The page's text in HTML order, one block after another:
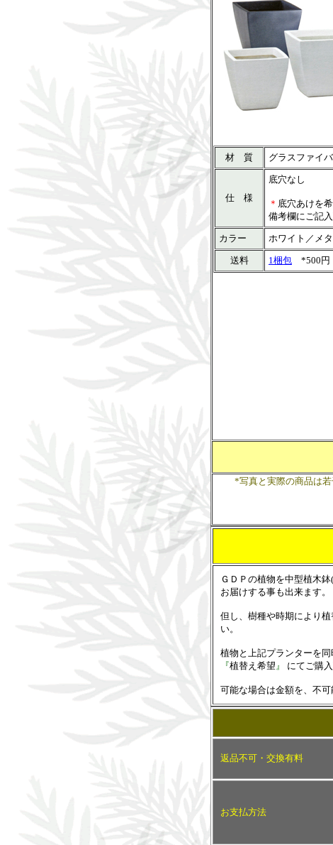
材 質 グラスファイ
仕 様
底穴なし
＊ 底穴あけを
備考欄にご記入
カラー ホワイト／メ
送料 1梱包 *500円
*写真と実際の商品は
ＧＤＰの植物を中型植木
お届けする事も出来ます。
但し、樹種や時期により
い。
植物と上記プランターを
『植替え希望』 にてご購入
可能な場合は金額を、不
返品不可・交換有料
お支払方法